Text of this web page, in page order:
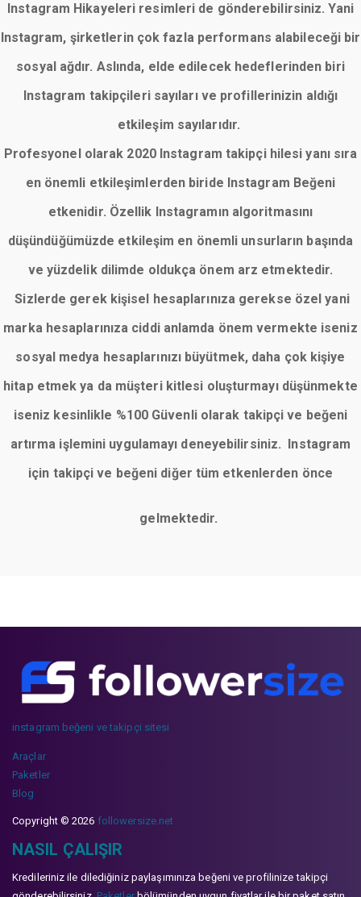
Instagram Hikayeleri resimleri de gönderebilirsiniz. Yani
Instagram, şirketlerin çok fazla performans alabileceği bir
sosyal ağdır. Aslında, elde edilecek hedeflerinden biri
Instagram takipçileri sayıları ve profillerinizin aldığı
etkileşim sayılarıdır.
Profesyonel olarak 2020 Instagram takipçi hilesi yanı sıra
en önemli etkileşimlerden biride Instagram Beğeni
etkenidir. Özellik Instagramın algoritmasını
düşündüğümüzde etkileşim en önemli unsurların başında
ve yüzdelik dilimde oldukça önem arz etmektedir.
Sizlerde gerek kişisel hesaplarınıza gerekse özel yani
marka hesaplarınıza ciddi anlamda önem vermekte iseniz
sosyal medya hesaplarınızı büyütmek, daha çok kişiye
hitap etmek ya da müşteri kitlesi oluşturmayı düşünmekte
iseniz kesinlikle %100 Güvenli olarak takipçi ve beğeni
artırma işlemini uygulamayı deneyebilirsiniz. Instagram
için takipçi ve beğeni diğer tüm etkenlerden önce
gelmektedir.
instagram beğeni ve takipçi sitesi
Araçlar
Paketler
Blog
Copyright © 2026 followersize.net
NASIL ÇALIŞIR
Kredileriniz ile dilediğiniz paylaşımınıza beğeni ve profilinize takipçi